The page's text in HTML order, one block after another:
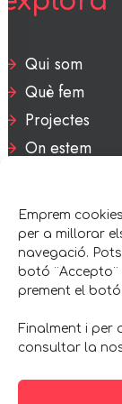
Emprem
per a millorar
navegació.
botó
prement el botó
Finalment i per
consultar la
Qui som
Què fem
Projectes
On estem
oficina
Travessia, 14
08182 Sant Feliu